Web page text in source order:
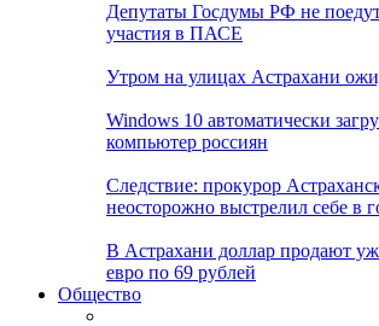
Депутаты Госдумы РФ не
участия в ПАСЕ
Утром на улицах Астрахани
Windows 10 автоматически
компьютер россиян
Следствие: прокурор
неосторожно выстрелил себе в
В Астрахани доллар продают
евро по 69 рублей
Общество